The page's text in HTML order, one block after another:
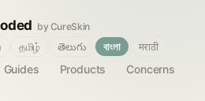
by CureSkin
Guides Products
Concerns
தமிழ் తెలుగు বাংলা मराठी